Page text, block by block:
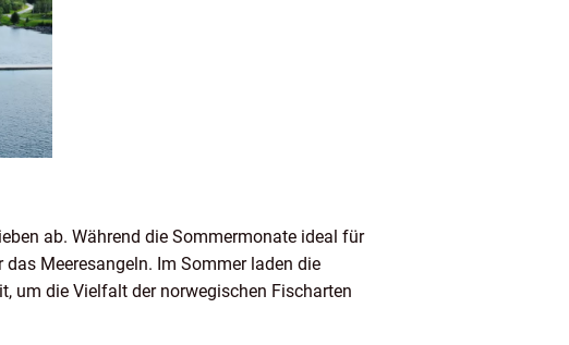
ab. Während die Sommermonate ideal für
Meeresangeln. Im Sommer laden die
um die Vielfalt der norwegischen Fischarten